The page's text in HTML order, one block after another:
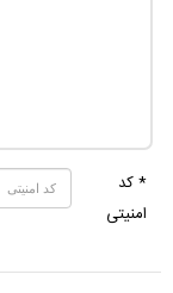
* کد
امنیتی